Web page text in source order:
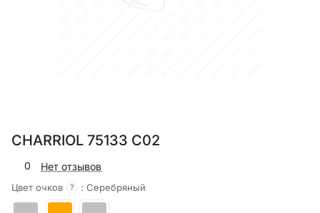
CHARRIOL 75133 C02
0 Нет отзывов
Цвет очков ? : Серебряный